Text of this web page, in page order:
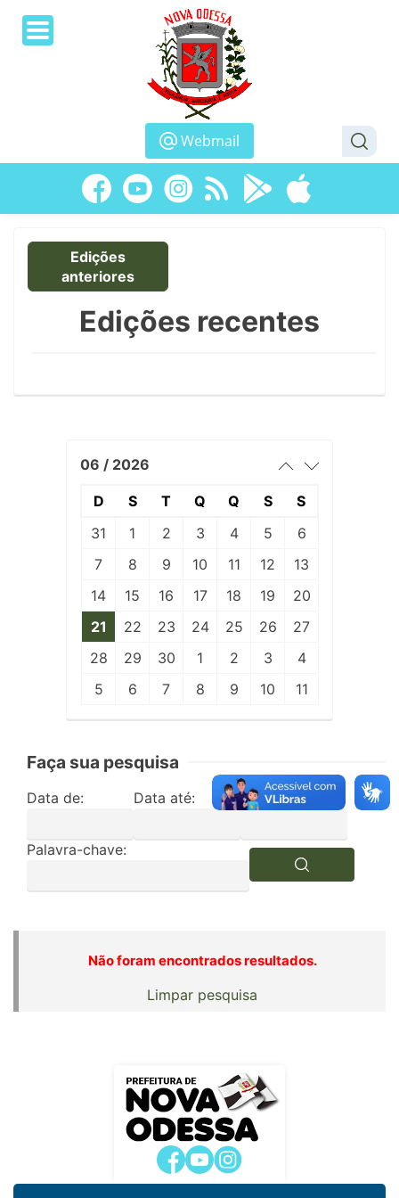
Webmail
Edições
anteriores
Edições recentes
06 / 2026
D S T Q Q S
S
31
1 2 3 4 5
6
7
8 9 10 11 12
13
14
15 16 17 18 19
20
21
22 23 24 25 26
27
28
29 30 1 2 3
4
5
6 7 8 9 10 11
Faça sua pesquisa
Data de: Data até: Edição:
Palavra-chave:
Não foram encontrados resultados.
Limpar pesquisa